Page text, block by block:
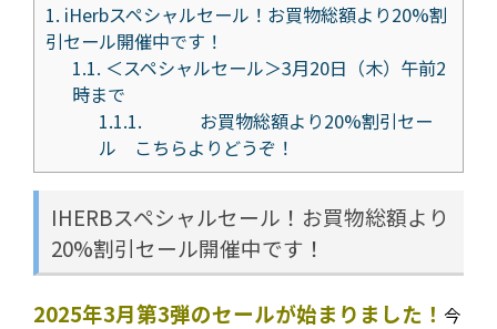
1. iHerbスペシャルセール！お買物総額より20%割
引セール開催中です！
1.1. ＜スペシャルセール＞3月20日（木）午前2
時まで
1.1.1. お買物総額より20%割引セー
ル こちらよりどうぞ！
IHERBスペシャルセール！お買物総額より
20%割引セール開催中です！
2025年3月第3弾のセールが始まりました！ 今